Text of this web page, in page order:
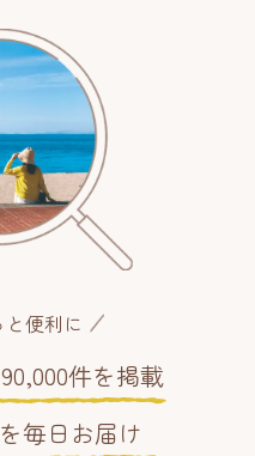
便利に
件を掲載
毎日お届け